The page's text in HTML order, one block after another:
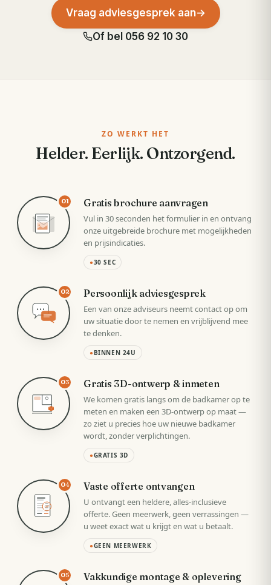
Vraag adviesgesprek aan→
Of bel 056 92 10 30
ZO WERKT HET
Helder. Eerlijk. Ontzorgend.
01 Gratis brochure aanvragen
Vul in 30 seconden het formulier in en ontvang
onze uitgebreide brochure met mogelijkheden
en prijsindicaties.
●30 SEC
02 Persoonlijk adviesgesprek
Een van onze adviseurs neemt contact op om
uw situatie door te nemen en vrijblijvend mee
te denken.
● BINNEN 24U
03 Gratis 3D-ontwerp & inmeten
We komen gratis langs om de badkamer op te
meten en maken een 3D-ontwerp op maat —
zo ziet u precies hoe uw nieuwe badkamer
wordt, zonder verplichtingen.
●GRATIS 3D
VAST
04 Vaste offerte ontvangen
U ontvangt een heldere, alles-inclusieve
offerte. Geen meerwerk, geen verrassingen —
u weet exact wat u krijgt en wat u betaalt.
●GEEN MEERWERK
05 Vakkundige montage & oplevering